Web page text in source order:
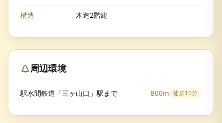
構造 木造2階建
周辺環境
駅水間鉄道「三ヶ山口」駅まで 800m 徒歩10分